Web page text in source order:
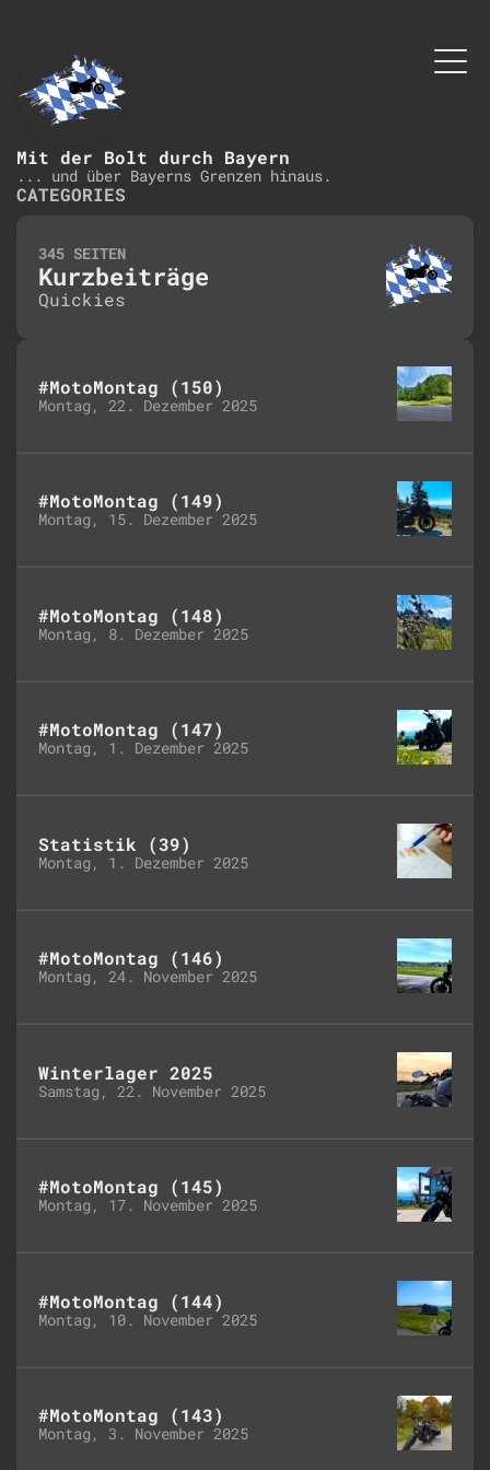
Mit der Bolt durch Bayern
... und über Bayerns Grenzen hinaus.
CATEGORIES
345 SEITEN
Kurzbeiträge
Quickies
#MotoMontag (150)
Montag, 22. Dezember 2025
#MotoMontag (149)
Montag, 15. Dezember 2025
#MotoMontag (148)
Montag, 8. Dezember 2025
#MotoMontag (147)
Montag, 1. Dezember 2025
Statistik (39)
Montag, 1. Dezember 2025
#MotoMontag (146)
Montag, 24. November 2025
Winterlager 2025
Samstag, 22. November 2025
#MotoMontag (145)
Montag, 17. November 2025
#MotoMontag (144)
Montag, 10. November 2025
#MotoMontag (143)
Montag, 3. November 2025